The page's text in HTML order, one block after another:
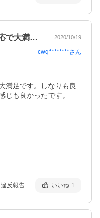
しっかりとした梱包、早い対応で大満足で… 2020/10/19
cwq********さん
満足です。しなりも良
じも良かったです。
違反報告 いいね 1